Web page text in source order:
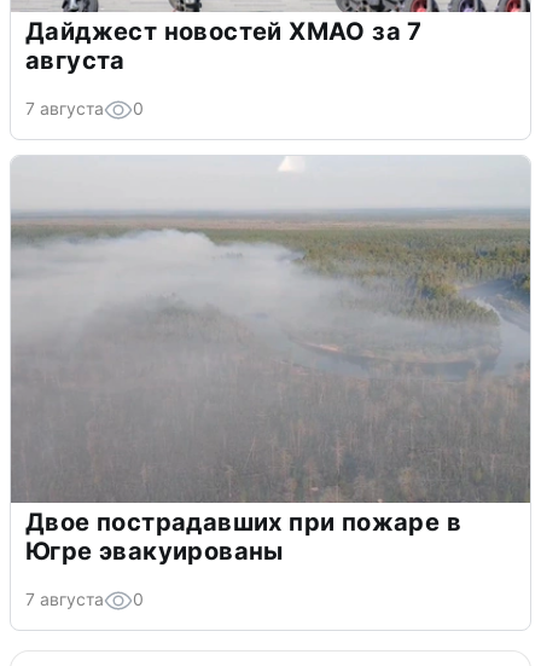
Дайджест новостей ХМАО за 7
августа
7 августа 0
Двое пострадавших при пожаре в
Югре эвакуированы
7 августа 0